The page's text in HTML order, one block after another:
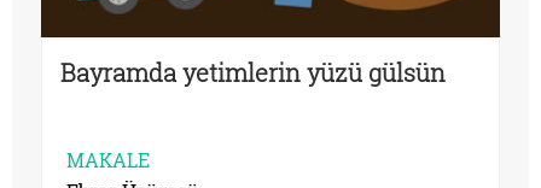
Bayramda yetimlerin yüzü gülsün
MAKALE